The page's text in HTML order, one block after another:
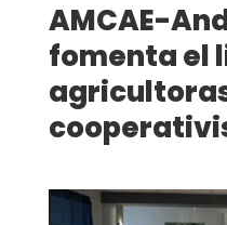
AMCAE-
fomenta el